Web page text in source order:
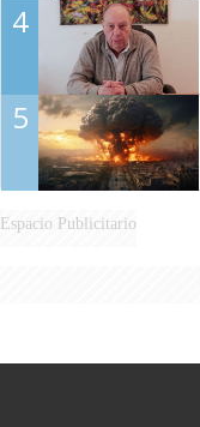
4
5
Espacio Publicitario